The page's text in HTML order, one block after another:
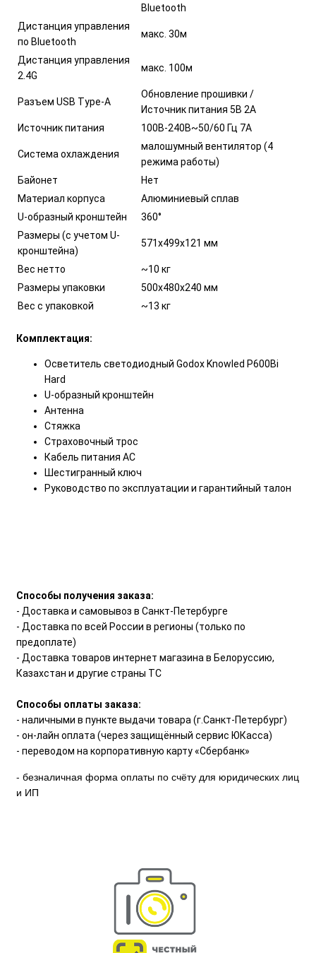
Bluetooth
Дистанция управления
по Bluetooth
макс. 30м
Дистанция управления
2.4G
макс. 100м
Разъем USB Type-A
Обновление прошивки /
Источник питания 5В 2А
Источник питания
100В-240В~50/60 Гц 7А
Система охлаждения
малошумный вентилятор (4
режима работы)
Байонет
Нет
Материал корпуса
Алюминиевый сплав
U-образный кронштейн
360°
Размеры (с учетом U-
кронштейна)
571х499х121 мм
Вес нетто
~10 кг
Размеры упаковки
500х480х240 мм
Вес с упаковкой
~13 кг
Комплектация:
Осветитель светодиодный Godox Knowled P600Bi
Hard
U-образный кронштейн
Антенна
Стяжка
Страховочный трос
Кабель питания АС
Шестигранный ключ
Руководство по эксплуатации и гарантийный талон
Способы получения заказа:
- Доставка и самовывоз в Санкт-Петербурге
- Доставка по всей России в регионы (только по
предоплате)
- Доставка товаров интернет магазина в Белоруссию,
Казахстан и другие страны ТС
Способы оплаты заказа:
- наличными в пункте выдачи товара (г.Санкт-Петербург)
- он-лайн оплата (через защищённый сервис ЮКасса)
- переводом на корпоративную карту «Сбербанк»
- безналичная форма оплаты по счёту для юридических лиц
и ИП